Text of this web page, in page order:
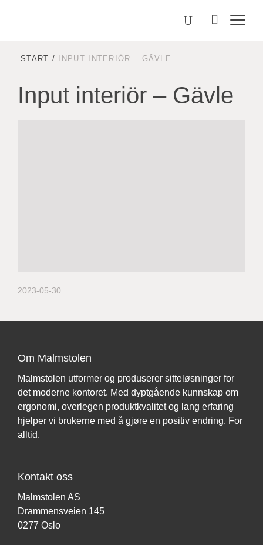
Søk
etter
Malmstolen.no
Välj
START / INPUT INTERIÖR – GÄVLE
Input interiör – Gävle
2023-05-30
Om Malmstolen
Malmstolen utformer og produserer sitteløsninger for
det moderne kontoret. Med dyptgående kunnskap om
ergonomi, overlegen produktkvalitet og lang erfaring
hjelper vi brukerne med å gjøre en positiv endring. For
alltid.
Kontakt oss
Malmstolen AS
Drammensveien 145
0277 Oslo